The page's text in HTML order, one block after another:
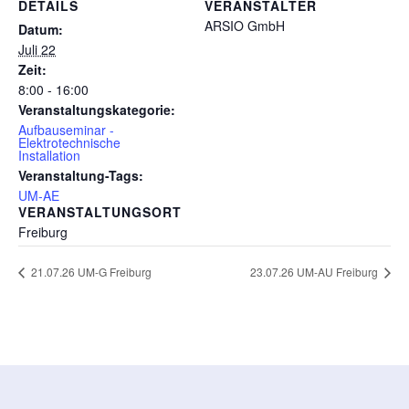
DETAILS
Datum:
Juli 22
Zeit:
8:00 - 16:00
Veranstaltungskategorie:
Aufbauseminar -
Elektrotechnische
Installation
Veranstaltung-Tags:
UM-AE
VERANSTALTUNGSORT
Freiburg
VERANSTALTER
ARSIO GmbH
21.07.26 UM-G Freiburg 23.07.26 UM-AU Freiburg